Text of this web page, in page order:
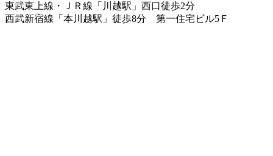
東武東上線・ＪＲ線「川越駅」西口徒歩2分
西武新宿線「本川越駅」徒歩8分 第一住宅ビル5Ｆ